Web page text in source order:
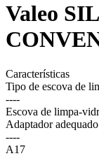
Valeo
Características
Tipo de escova de
----
Escova de limpa-
Adaptador adequado
----
A17